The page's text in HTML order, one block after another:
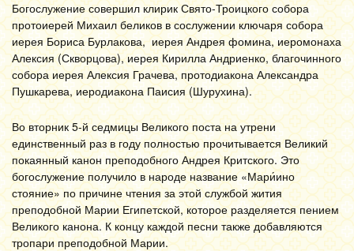
Богослужение совершил клирик Свято-Троицкого собора
протоиерей Михаил беликов в сослужении ключаря собора
иерея Бориса Бурлакова, иерея Андрея фомина, иеромонаха
Алексия (Скворцова), иерея Кирилла Андриенко, благочинного
собора иерея Алексия Грачева, протодиакона Александра
Пушкарева, иеродиакона Паисия (Шурухина).
Во вторник 5-й седмицы Великого поста на утрени
единственный раз в году полностью прочитывается Великий
покаянный канон преподобного Андрея Критского. Это
богослужение получило в народе название «Мари́ино
стояние» по причине чтения за этой службой жития
преподобной Марии Египетской, которое разделяется пением
Великого канона. К концу каждой песни также добавляются
тропари преподобной Марии.